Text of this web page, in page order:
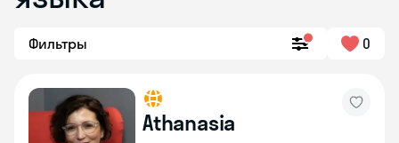
Фильтры 0
Athanasia